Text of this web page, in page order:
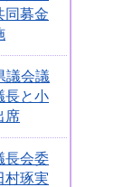
同募金
議会議
長と小
席
長会委
村琢実